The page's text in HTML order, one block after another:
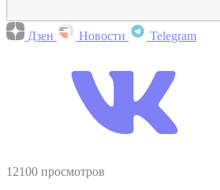
Дзен Новости Telegram
12100 просмотров